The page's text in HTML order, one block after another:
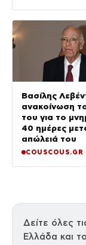
Βασίλης
ανακοίνωση
του για το
40 ημέρες
απώλειά του
COUSCOUS.GR
Δείτε όλες
Ελλάδα και